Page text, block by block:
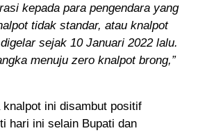
kepada para pengendara yang
tidak standar, atau knalpot
sejak 10 Januari 2022 lalu.
menuju zero knalpot brong,”
ini disambut positif
hari ini selain Bupati dan